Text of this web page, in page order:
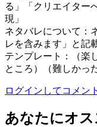
る」「クリエイター
現」
ネタバレについて：
レを含みます」と記
テンプレート：（楽
ところ）（難しかっ
ログインしてコメン
あなたにオ